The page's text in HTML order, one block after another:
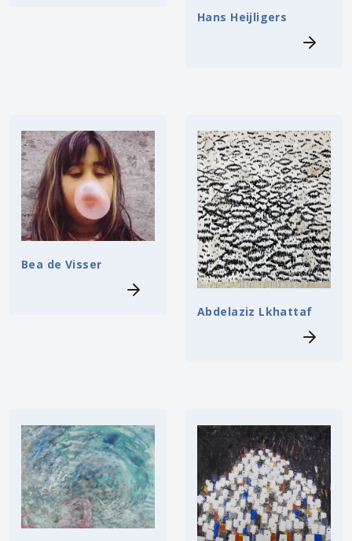
Hans Heijligers
Bea de Visser
Abdelaziz Lkhattaf